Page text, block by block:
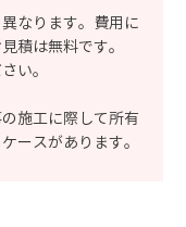
なります。費用に
積は無料です。
い。
施工に際して所有
ースがあります。